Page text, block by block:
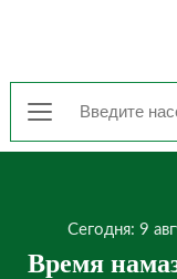
Сегодня: 9
Время